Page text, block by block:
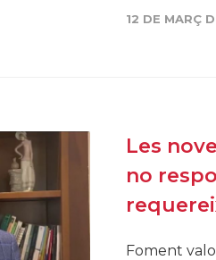
12 DE MARÇ
Les
no
Foment